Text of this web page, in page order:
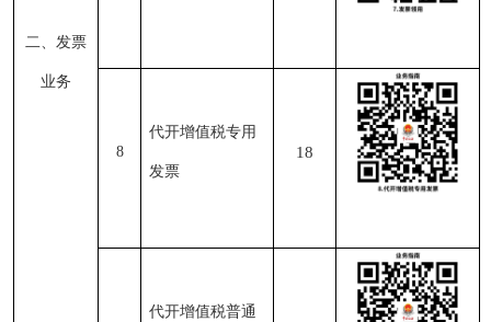
二、发票
业务
8
代开增值税专用
发票
18
代开增值税普通